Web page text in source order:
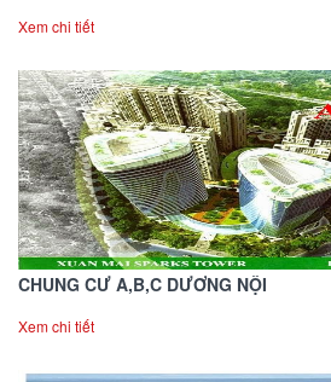
Xem chi tiết
CHUNG CƯ A,B,C DƯƠNG NỘI
Xem chi tiết